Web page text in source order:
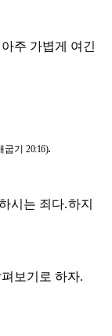
주 가볍게 여긴
굽기20:16).
시는 죄다.하지
보기로 하자.